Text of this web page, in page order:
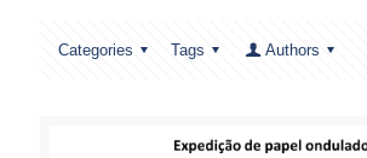
Categories Tags Authors